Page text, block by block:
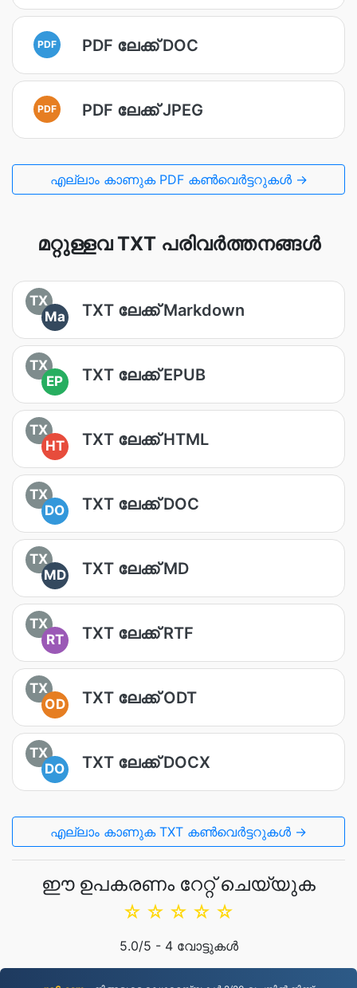
PDF PDF ലേക്ക് DOC
PDF PDF ലേക്ക് JPEG
എല്ലാം കാണുക PDF കൺവെർട്ടറുകൾ →
മറ്റുള്ളവ TXT പരിവർത്തനങ്ങൾ
TX
Ma
TXT ലേക്ക് Markdown
TX
EP
TXT ലേക്ക് EPUB
TX
HT
TXT ലേക്ക് HTML
TX
DO
TXT ലേക്ക് DOC
TX
MD
TXT ലേക്ക് MD
TX
RT
TXT ലേക്ക് RTF
TX
OD
TXT ലേക്ക് ODT
TX
DO
TXT ലേക്ക് DOCX
എല്ലാം കാണുക TXT കൺവെർട്ടറുകൾ →
ഈ ഉപകരണം റേറ്റ് ചെയ്യുക
☆
☆
☆
☆
☆
5.0/5 - 4വോട്ടുകൾ